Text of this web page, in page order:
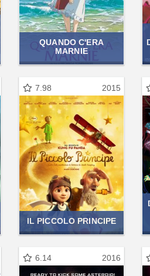
QUANDO C'ERA
MARNIE
7.98 2015
IL PICCOLO PRINCIPE
6.14 2016